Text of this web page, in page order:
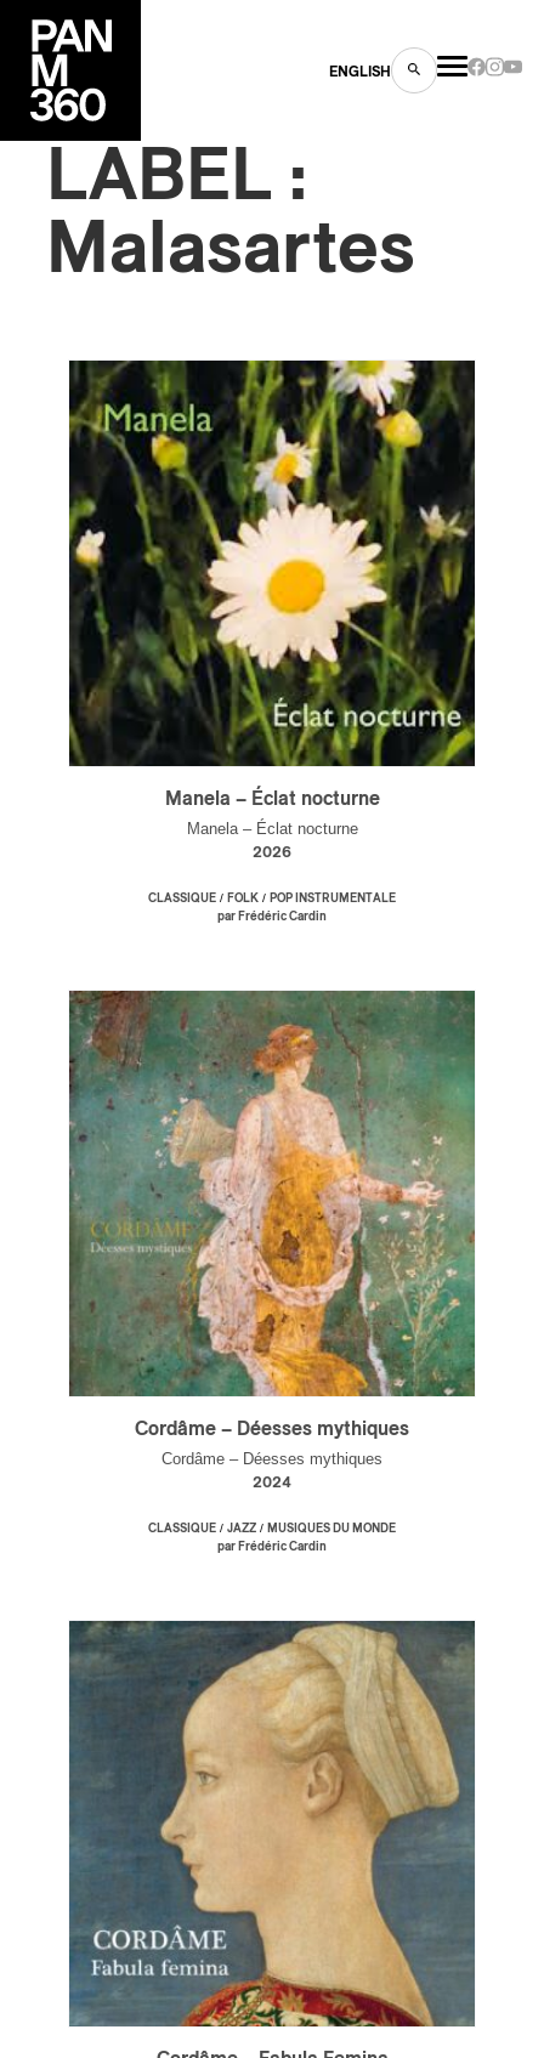
ENGLISH
LABEL :
Malasartes
Manela – Éclat nocturne
Manela – Éclat nocturne
2026
CLASSIQUE / FOLK / POP INSTRUMENTALE
par Frédéric Cardin
Cordâme – Déesses mythiques
Cordâme – Déesses mythiques
2024
CLASSIQUE / JAZZ / MUSIQUES DU MONDE
par Frédéric Cardin